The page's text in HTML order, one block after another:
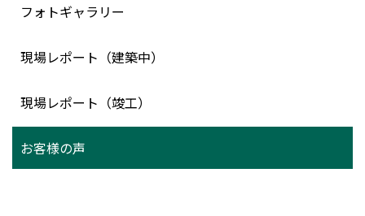
フォトギャラリー
現場レポート（建築中）
現場レポート（竣工）
お客様の声